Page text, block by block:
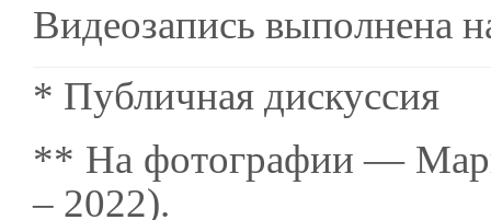
Видеозапись выполнена
* Публичная дискуссия
** На фотографии —
– 2022).